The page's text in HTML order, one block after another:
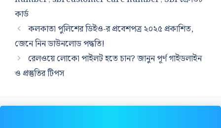
কার্ড
কলকাতা পুলিশের ডিইও-র প্রবেশপত্র ২০২৫ প্রকাশিত,
জেনে নিন ডাউনলোড পদ্ধতি!
রেলওয়ে লোকো পাইলট হতে চান? জানুন পূর্ণ গাইডলাইন
ও প্রস্তুতির টিপস